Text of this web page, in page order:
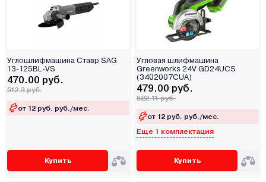
Углошлифмашина Ставр SAG
13-125BL-VS
470.00 руб.
512.3 руб.
от 12 руб. руб./мес.
Купить
Угловая шлифмашина
Greenworks 24V GD24UCS
(3402007CUA)
479.00 руб.
522.11 руб.
от 12 руб. руб./мес.
Еще 1 комплектация
Купить